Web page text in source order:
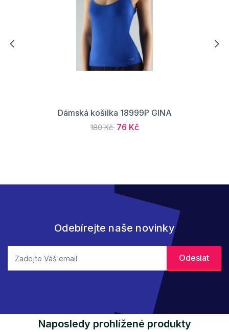
Dámská košilka 18999P GINA
180 Kč 76 Kč
Odebírejte naše novinky
Naposledy prohlížené produkty